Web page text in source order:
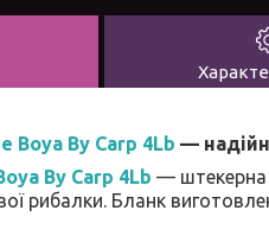
By Carp 4Lb —
By Carp 4Lb — штекерна
рибалки. Бланк